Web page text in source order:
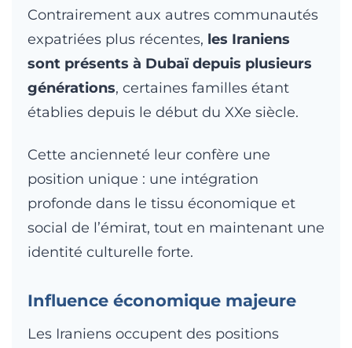
Contrairement aux autres communautés
expatriées plus récentes, les Iraniens
sont présents à Dubaï depuis plusieurs
générations, certaines familles étant
établies depuis le début du XXe siècle.
Cette ancienneté leur confère une
position unique : une intégration
profonde dans le tissu économique et
social de l’émirat, tout en maintenant une
identité culturelle forte.
Influence économique majeure
Les Iraniens occupent des positions